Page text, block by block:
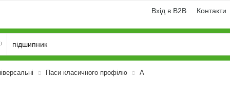
Вхід в B2B Контакти
Паси класичного профілю A